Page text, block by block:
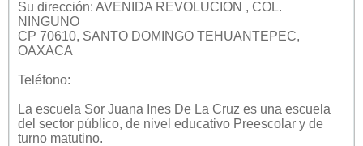
Su dirección: AVENIDA REVOLUCION , COL.
NINGUNO
CP 70610, SANTO DOMINGO TEHUANTEPEC,
OAXACA
Teléfono:
La escuela Sor Juana Ines De La Cruz es una escuela
del sector público, de nivel educativo Preescolar y de
turno matutino.